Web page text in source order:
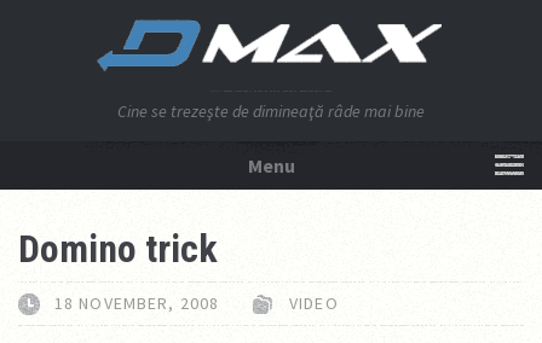
Cine se trezeşte de dimineaţă râde mai bine
Menu
Domino trick
18 NOVEMBER, 2008 VIDEO